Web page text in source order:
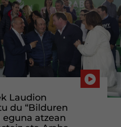
Laudion
du “Bilduren
atzean